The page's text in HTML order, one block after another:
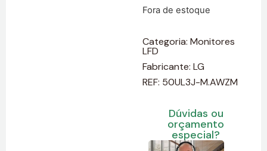
Fora de estoque
Categoria:Monitores
LFD
Fabricante:LG
REF: 50UL3J-M.AWZM
Dúvidas ou
orçamento
especial?